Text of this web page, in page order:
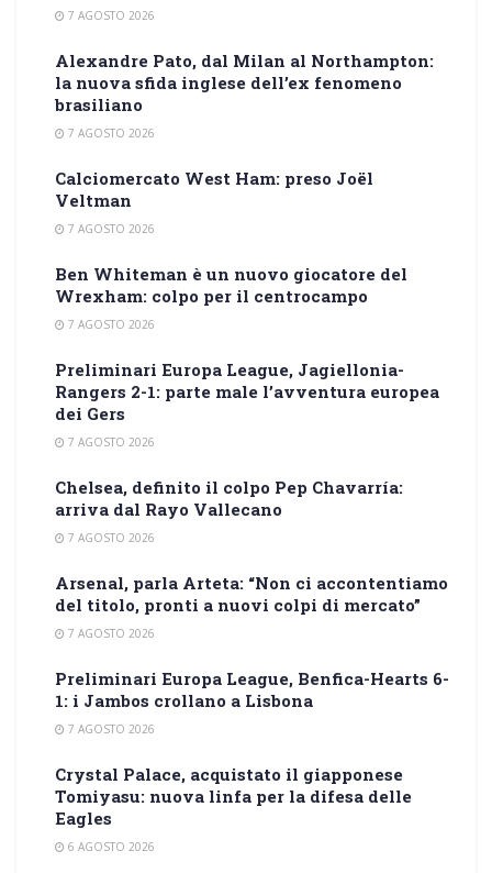
7 AGOSTO 2026
Alexandre Pato, dal Milan al Northampton:
la nuova sfida inglese dell’ex fenomeno
brasiliano
7 AGOSTO 2026
Calciomercato West Ham: preso Joël
Veltman
7 AGOSTO 2026
Ben Whiteman è un nuovo giocatore del
Wrexham: colpo per il centrocampo
7 AGOSTO 2026
Preliminari Europa League, Jagiellonia-
Rangers 2-1: parte male l’avventura europea
dei Gers
7 AGOSTO 2026
Chelsea, definito il colpo Pep Chavarría:
arriva dal Rayo Vallecano
7 AGOSTO 2026
Arsenal, parla Arteta: “Non ci accontentiamo
del titolo, pronti a nuovi colpi di mercato”
7 AGOSTO 2026
Preliminari Europa League, Benfica-Hearts 6-
1: i Jambos crollano a Lisbona
7 AGOSTO 2026
Crystal Palace, acquistato il giapponese
Tomiyasu: nuova linfa per la difesa delle
Eagles
6 AGOSTO 2026